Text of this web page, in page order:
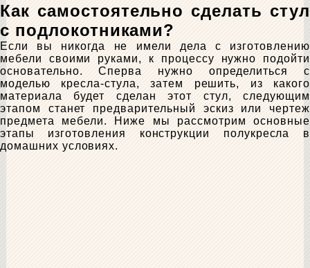
Как самостоятельно сделать стул
с подлокотниками?
Если вы никогда не имели дела с изготовлению
мебели своими руками, к процессу нужно подойти
основательно. Сперва нужно определиться с
моделью кресла-стула, затем решить, из какого
материала будет сделан этот стул, следующим
этапом станет предварительный эскиз или чертеж
предмета мебели. Ниже мы рассмотрим основные
этапы изготовления конструкции полукресла в
домашних условиях.